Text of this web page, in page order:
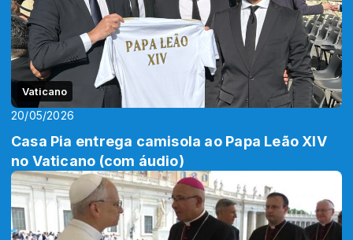
Vaticano
20/05/2026
Casa Pia entrega camisola ao Papa Leão XIV
no Vaticano (com áudio)